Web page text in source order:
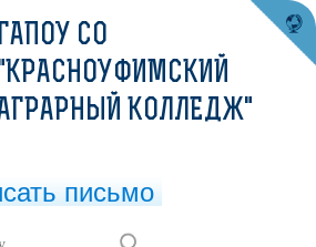
ГАПОУ СО
КОЛЛЕДЖ"
письмо